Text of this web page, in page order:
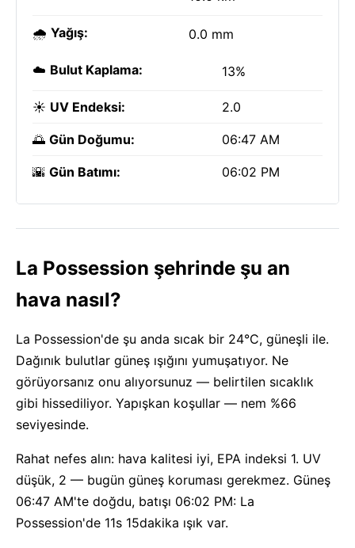
🌧️ Yağış: 0.0 mm
☁️ Bulut Kaplama: 13%
☀️ UV Endeksi: 2.0
🌅 Gün Doğumu: 06:47 AM
🌇 Gün Batımı: 06:02 PM
La Possession şehrinde şu an
hava nasıl?
La Possession'de şu anda sıcak bir 24°C, güneşli ile.
Dağınık bulutlar güneş ışığını yumuşatıyor. Ne
görüyorsanız onu alıyorsunuz — belirtilen sıcaklık
gibi hissediliyor. Yapışkan koşullar — nem %66
seviyesinde.
Rahat nefes alın: hava kalitesi iyi, EPA indeksi 1. UV
düşük, 2 — bugün güneş koruması gerekmez. Güneş
06:47 AM'te doğdu, batışı 06:02 PM: La
Possession'de 11s 15dakika ışık var.